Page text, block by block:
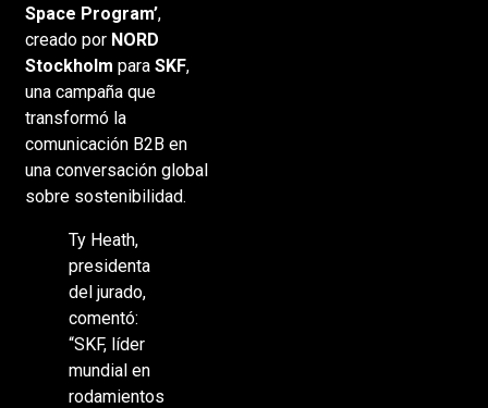
Space Program’,
creado por NORD
Stockholm para SKF,
una campaña que
transformó la
comunicación B2B en
una conversación global
sobre sostenibilidad.
Ty Heath,
presidenta
del jurado,
comentó:
“SKF, líder
mundial en
rodamientos